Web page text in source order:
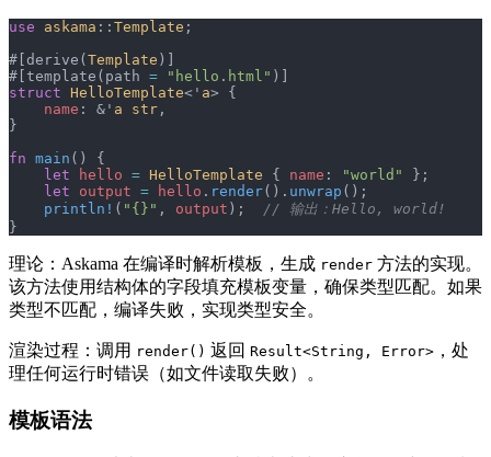
use askama :: Template ;
#[derive( Template )]
#[template(path = "hello.html" )]
struct HelloTemplate<' a> {
    name
: &' a str ,
}
fn main () {
    let
hello = HelloTemplate { name : "world"
};
    let
output = hello . render(). unwrap ();
    println!
( "{}" , output );
// 输出：Hello, world!
}
理论：Askama 在编译时解析模板，生成 render 方法的实现。
该方法使用结构体的字段填充模板变量，确保类型匹配。如果
类型不匹配，编译失败，实现类型安全。
渲染过程：调用 render() 返回 Result<String, Error> ，处
理任何运行时错误（如文件读取失败）。
模板语法